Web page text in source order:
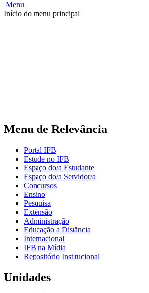
Menu
Início do menu principal
Menu de Relevância
Portal IFB
Estude no IFB
Espaço do/a Estudante
Espaço do/a Servidor/a
Concursos
Ensino
Pesquisa
Extensão
Administração
Educação a Distância
Internacional
IFB na Mídia
Repositório Institucional
Unidades